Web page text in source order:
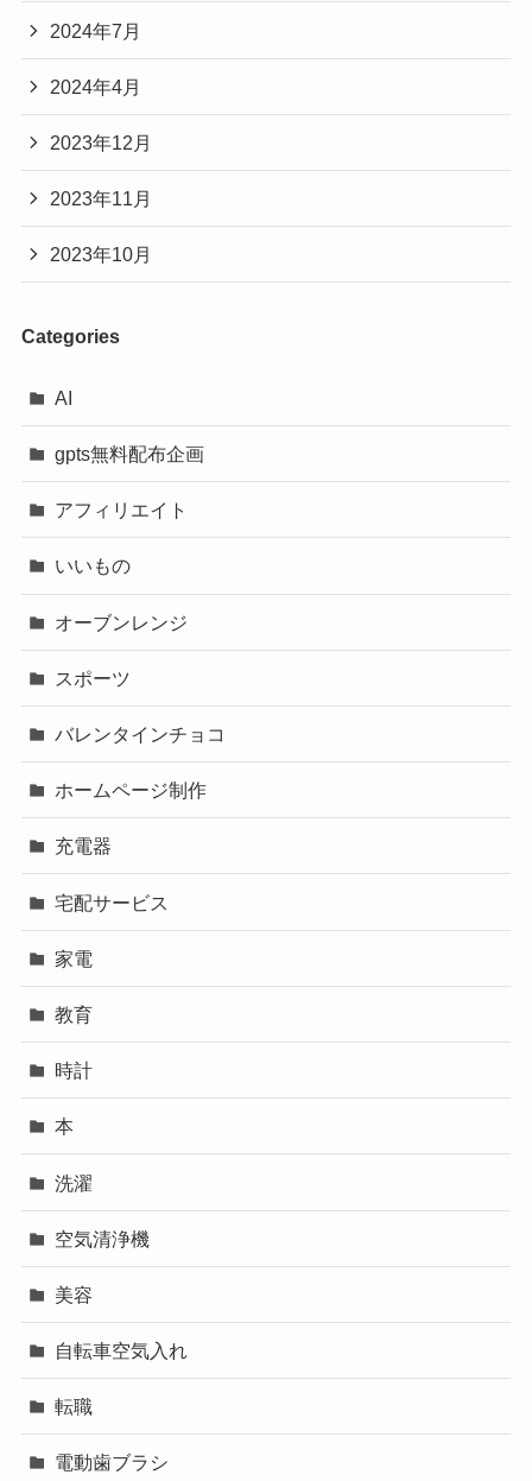
2024年7月
2024年4月
2023年12月
2023年11月
2023年10月
Categories
AI
gpts無料配布企画
アフィリエイト
いいもの
オーブンレンジ
スポーツ
バレンタインチョコ
ホームページ制作
充電器
宅配サービス
家電
教育
時計
本
洗濯
空気清浄機
美容
自転車空気入れ
転職
電動歯ブラシ